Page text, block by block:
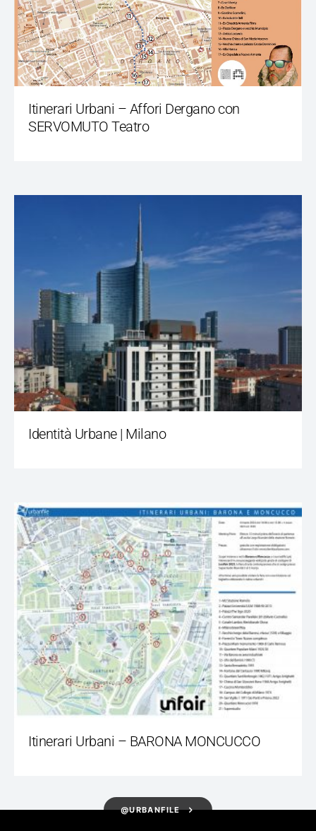
Itinerari Urbani – Affori Dergano con
SERVOMUTO Teatro
Identità Urbane | Milano
Itinerari Urbani – BARONA MONCUCCO
@URBANFILE